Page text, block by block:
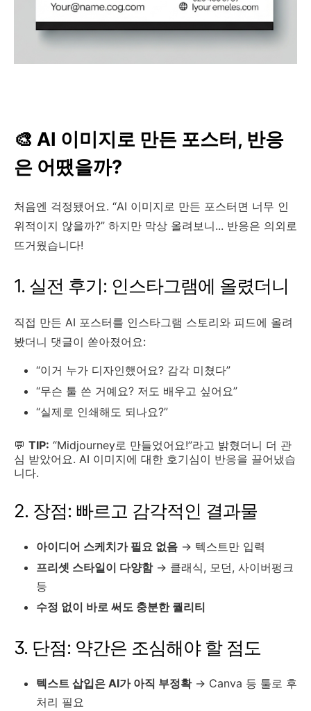
🎨 AI 이미지로 만든 포스터, 반응
은 어땠을까?
처음엔 걱정됐어요. “AI 이미지로 만든 포스터 면 너무 인
위적이지 않을까?” 하지만 막상 올려보니... 반응은 의외로
뜨거웠습니다!
1. 실전 후기: 인스타그램에 올렸더니
직접 만든 AI 포스터를 인스타그램 스토리와 피드에 올려
봤더니 댓글이 쏟아졌어요:
“이거 누가 디자인했어요? 감각 미쳤다”
“무슨 툴 쓴 거예요? 저도 배우고 싶어요”
“실제로 인쇄해도 되나요?”
💬 TIP: “Midjourney로 만들었어요!”라고 밝혔더니 더 관
심 받았어요. AI 이미지에 대한 호기심이 반응을 끌어냈습
니다.
2. 장점: 빠르고 감각적인 결과물
아이디어 스케치가 필요 없음 → 텍스트만 입력
프리셋 스타일이 다양함→ 클래식, 모던, 사이버펑크
등
수정 없이 바로 써도 충분한 퀄리티
3. 단점: 약간은 조심해야 할 점도
텍스트 삽입은 AI가 아직 부정확→ Canva 등 툴로 후
처리 필요